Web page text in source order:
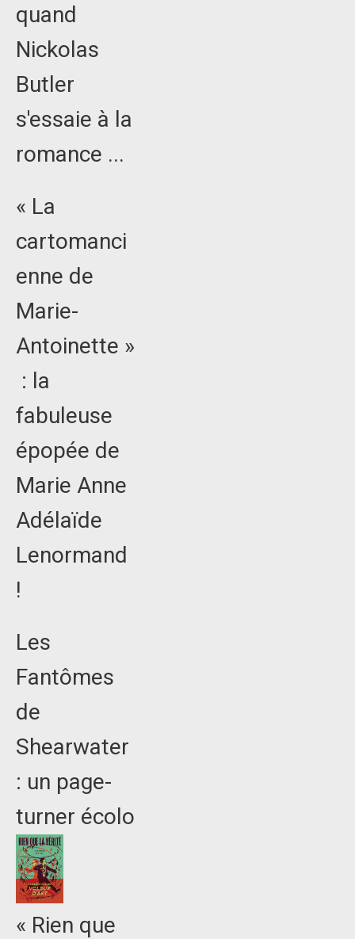
quand
Nickolas
Butler
s'essaie à la
romance ...
« La
cartomanci
enne de
Marie-
Antoinette »
: la
fabuleuse
épopée de
Marie Anne
Adélaïde
Lenormand
!
Les
Fantômes
de
Shearwater
: un page-
turner écolo
« Rien que